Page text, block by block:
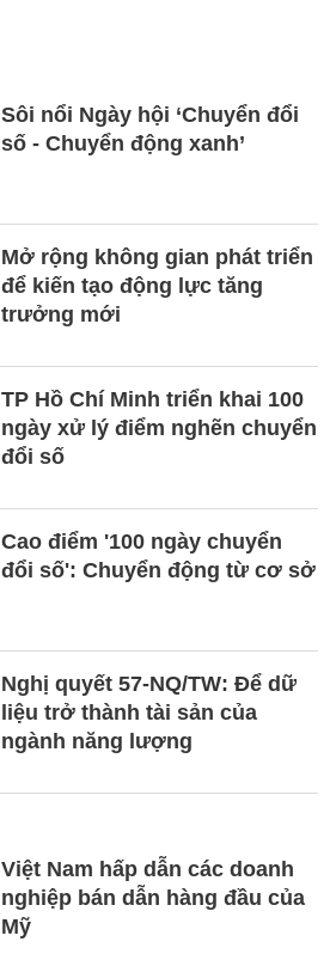
Sôi nổi Ngày hội ‘Chuyển đổi
số - Chuyển động xanh’
Mở rộng không gian phát triển
để kiến tạo động lực tăng
trưởng mới
TP Hồ Chí Minh triển khai 100
ngày xử lý điểm nghẽn chuyển
đổi số
Cao điểm '100 ngày chuyển
đổi số': Chuyển động từ cơ sở
Nghị quyết 57-NQ/TW: Để dữ
liệu trở thành tài sản của
ngành năng lượng
Việt Nam hấp dẫn các doanh
nghiệp bán dẫn hàng đầu của
Mỹ